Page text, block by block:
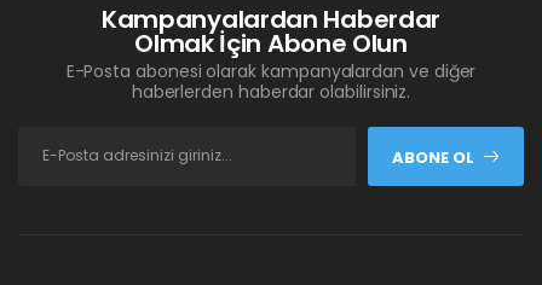
Kampanyalardan Haberdar
Olmak İçin Abone Olun
E-Posta abonesi olarak kampanyalardan ve diğer
haberlerden haberdar olabilirsiniz.
ABONE OL